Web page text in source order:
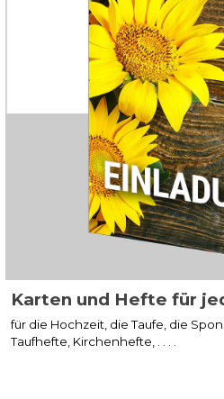
Karten und Hefte für
für die Hochzeit, die Taufe, die
Taufhefte, Kirchenhefte, . . . .